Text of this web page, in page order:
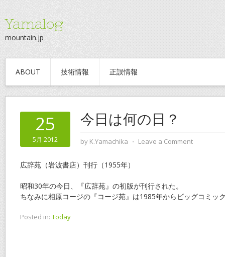
Yamalog
mountain.jp
ABOUT 技術情報 正誤情報
25
5月 2012
今日は何の日？
by K.Yamachika ⋅ Leave a Comment
広辞苑（岩波書店）刊行（1955年）
昭和30年の今日、『広辞苑』の初版が刊行された。
ちなみに相原コージの『コージ苑』は1985年からビッグコミッ
Posted in: Today